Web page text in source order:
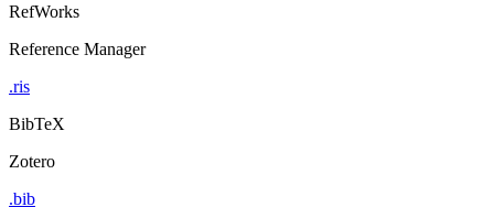
RefWorks
Reference Manager
.ris
BibTeX
Zotero
.bib